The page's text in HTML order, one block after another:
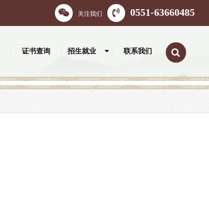
关注我们 0551-63660485
证书查询 招生就业 联系我们